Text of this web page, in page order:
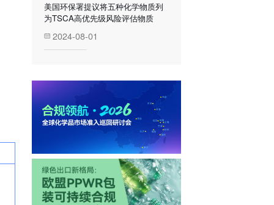
美国环保署提议将五种化学物质列
为TSCA高优先级风险评估物质
2024-08-01